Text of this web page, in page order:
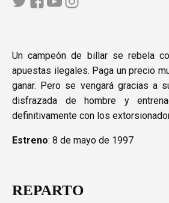
Un campeón de billar se rebela
apuestas ilegales. Paga un precio
ganar. Pero se vengará gracias a
disfrazada de hombre y
definitivamente con los
Estreno: 8 de mayo de 1997
REPARTO